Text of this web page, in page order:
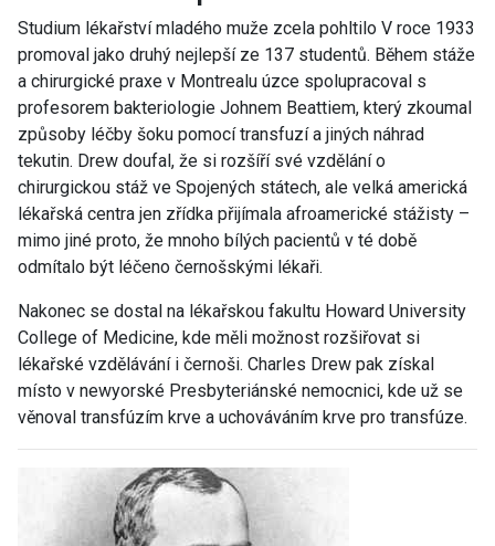
Studium lékařství mladého muže zcela pohltilo V roce 1933
promoval jako druhý nejlepší ze 137 studentů. Během stáže
a chirurgické praxe v Montrealu úzce spolupracoval s
profesorem bakteriologie Johnem Beattiem, který zkoumal
způsoby léčby šoku pomocí transfuzí a jiných náhrad
tekutin. Drew doufal, že si rozšíří své vzdělání o
chirurgickou stáž ve Spojených státech, ale velká americká
lékařská centra jen zřídka přijímala afroamerické stážisty –
mimo jiné proto, že mnoho bílých pacientů v té době
odmítalo být léčeno černošskými lékaři.
Nakonec se dostal na lékařskou fakultu Howard University
College of Medicine, kde měli možnost rozšiřovat si
lékařské vzdělávání i černoši. Charles Drew pak získal
místo v newyorské Presbyteriánské nemocnici, kde už se
věnoval transfúzím krve a uchováváním krve pro transfúze.